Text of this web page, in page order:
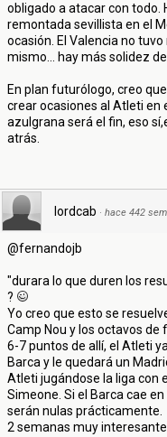
obligado a atacar con todo.
remontada sevillista en el
ocasión. El Valencia no
mismo... hay más solidez
En plan futurólogo, creo
crear ocasiones al Atleti en
azulgrana será el fin, eso
atrás.
lordcab · hace 442
@fernandojb
"durara lo que duren los
?
Yo creo que esto se
Camp Nou y los octavos de
6-7 puntos de allí, el Atleti
Barca y le quedará un
Atleti jugándose la liga con
Simeone. Si el Barca cae
serán nulas prácticamente.
2 semanas muy